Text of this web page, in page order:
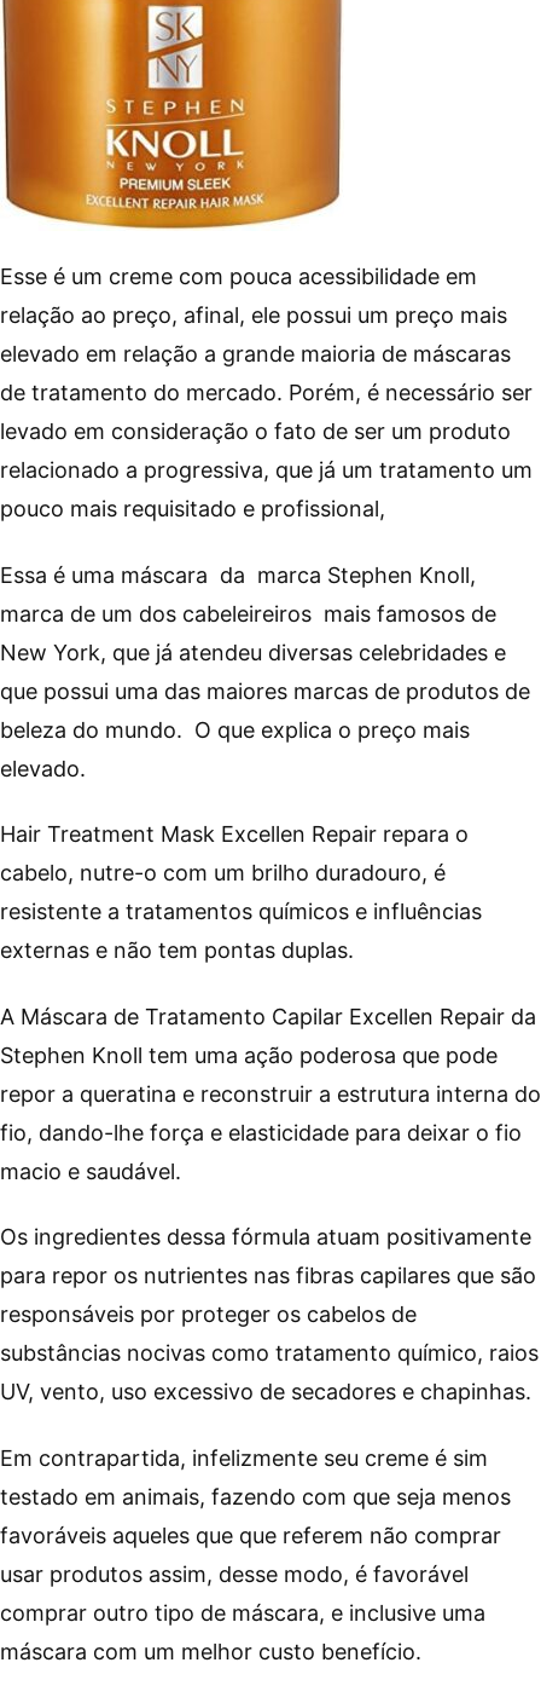
Esse é um creme com pouca acessibilidade em
relação ao preço, afinal, ele possui um preço mais
elevado em relação a grande maioria de máscaras
de tratamento do mercado. Porém, é necessário ser
levado em consideração o fato de ser um produto
relacionado a progressiva, que já um tratamento um
pouco mais requisitado e profissional,
Essa é uma máscara da marca Stephen Knoll,
marca de um dos cabeleireiros mais famosos de
New York, que já atendeu diversas celebridades e
que possui uma das maiores marcas de produtos de
beleza do mundo. O que explica o preço mais
elevado.
Hair Treatment Mask Excellen Repair repara o
cabelo, nutre-o com um brilho duradouro, é
resistente a tratamentos químicos e influências
externas e não tem pontas duplas.
A Máscara de Tratamento Capilar Excellen Repair da
Stephen Knoll tem uma ação poderosa que pode
repor a queratina e reconstruir a estrutura interna do
fio, dando-lhe força e elasticidade para deixar o fio
macio e saudável.
Os ingredientes dessa fórmula atuam positivamente
para repor os nutrientes nas fibras capilares que são
responsáveis ​​por proteger os cabelos de
substâncias nocivas como tratamento químico, raios
UV, vento, uso excessivo de secadores e chapinhas.
Em contrapartida, infelizmente seu creme é sim
testado em animais, fazendo com que seja menos
favoráveis aqueles que que referem não comprar
usar produtos assim, desse modo, é favorável
comprar outro tipo de máscara, e inclusive uma
máscara com um melhor custo benefício.